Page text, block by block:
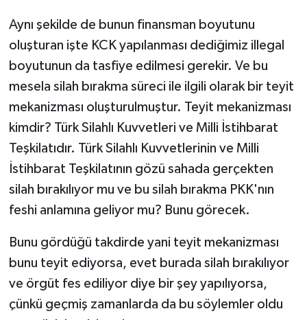
Aynı şekilde de bunun finansman boyutunu
oluşturan işte KCK yapılanması dediğimiz illegal
boyutunun da tasfiye edilmesi gerekir. Ve bu
mesela silah bırakma süreci ile ilgili olarak bir teyit
mekanizması oluşturulmuştur. Teyit mekanizması
kimdir? Türk Silahlı Kuvvetleri ve Milli İstihbarat
Teşkilatıdır. Türk Silahlı Kuvvetlerinin ve Milli
İstihbarat Teşkilatının gözü sahada gerçekten
silah bırakılıyor mu ve bu silah bırakma PKK'nın
feshi anlamına geliyor mu? Bunu görecek.
Bunu gördüğü takdirde yani teyit mekanizması
bunu teyit ediyorsa, evet burada silah bırakılıyor
ve örgüt fes ediliyor diye bir şey yapılıyorsa,
çünkü geçmiş zamanlarda da bu söylemler oldu